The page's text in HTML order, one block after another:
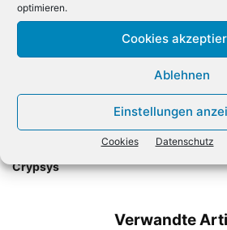
optimieren.
Cookies
Ablehnen
Einstellungen
Cookies Datenschutz
Vorheriger Artikel
Infinigate übernimmt VAD
Crypsys
Verwandte